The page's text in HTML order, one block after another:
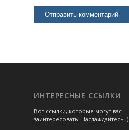
ИНТЕРЕСНЫЕ ССЫЛКИ
Вот ссылки, которые могут вас
заинтересовать! Наслаждайтесь :)